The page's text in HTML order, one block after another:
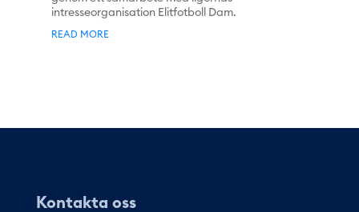
intresseorganisation Elitfotboll Dam.
READ MORE
Kontakta oss